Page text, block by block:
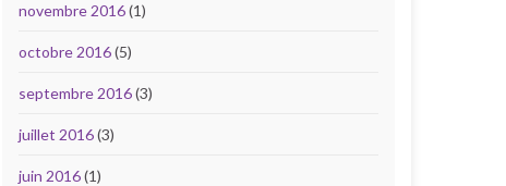
novembre 2016(1)
octobre 2016(5)
septembre 2016(3)
juillet 2016(3)
juin 2016(1)